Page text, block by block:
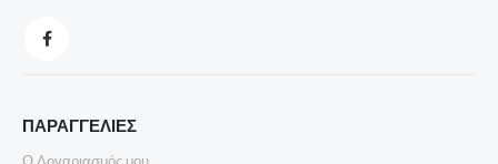
ΠΑΡΑΓΓΕΛΙΕΣ